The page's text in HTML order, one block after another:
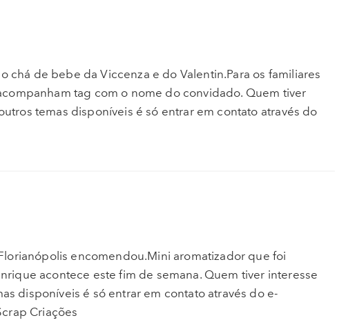
chá de bebe da Viccenza e do Valentin.Para os familiares
tag com o nome do convidado. Quem tiver
temas disponíveis é só entrar em contato através do
encomendou.Mini aromatizador que foi
acontece este fim de semana. Quem tiver interesse
disponíveis é só entrar em contato através do e-
Criações